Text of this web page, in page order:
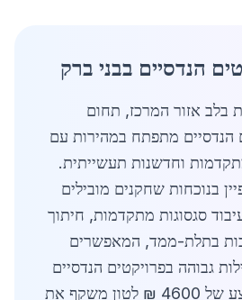
הנדסיים בבני ברק
בלב אזור המרכז, תחום
הנדסיים מתפתח במהירות עם
וחדשנות תעשייתית.
בנוכחות שחקנים מובילים
סגסוגות מתקדמות, חיתוך
בתלת-ממד, המאפשרים
גבוהה בפרויקטים הנדסיים
מגוונים. מחיר ממוצע של 4600 ₪ לטון משקף את